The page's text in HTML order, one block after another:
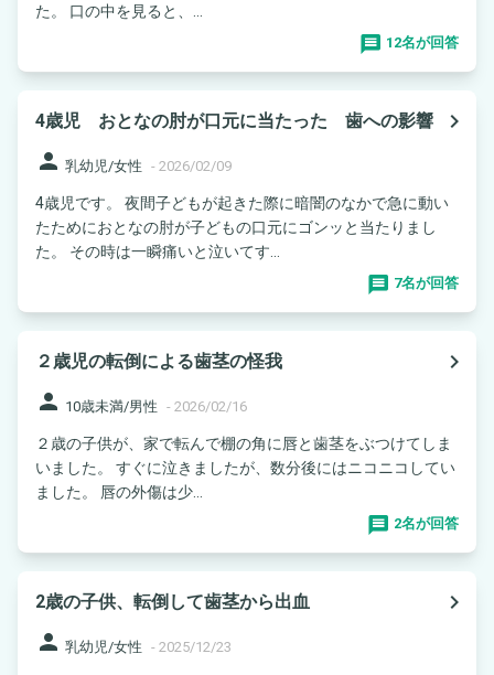
た。 口の中を見ると、...
12名が回答
4歳児 おとなの肘が口元に当たった 歯への影響
navigate_next
person 乳幼児/女性 - 2026/02/09
4歳児です。 夜間子どもが起きた際に暗闇のなかで急に動い
たためにおとなの肘が子どもの口元にゴンッと当たりまし
た。 その時は一瞬痛いと泣いてす...
7名が回答
２歳児の転倒による歯茎の怪我
navigate_next
person 10歳未満/男性 - 2026/02/16
２歳の子供が、家で転んで棚の角に唇と歯茎をぶつけてしま
いました。 すぐに泣きましたが、数分後にはニコニコしてい
ました。 唇の外傷は少...
2名が回答
2歳の子供、転倒して歯茎から出血
navigate_next
person 乳幼児/女性 - 2025/12/23